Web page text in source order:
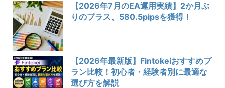
【2026年7月のEA運用実績】2か月ぶ
りのプラス、580.5pipsを獲得！
【2026年最新版】Fintokeiおすすめプ
ラン比較！初心者・経験者別に最適な
選び方を解説